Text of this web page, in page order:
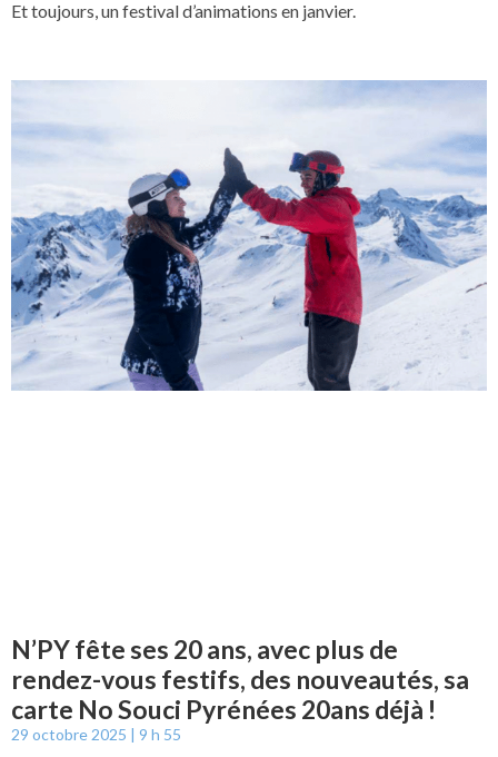
Et toujours, un festival d’animations en janvier.
N’PY fête ses 20 ans, avec plus de
rendez-vous festifs, des nouveautés, sa
carte No Souci Pyrénées 20ans déjà !
29 octobre 2025 9 h 55